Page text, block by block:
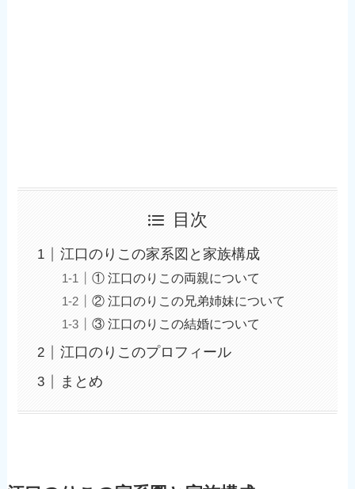
目次
江口のりこの家系図と家族構成
① 江口のりこの両親について
② 江口のりこの兄弟姉妹について
③ 江口のりこの結婚について
江口のりこのプロフィール
まとめ